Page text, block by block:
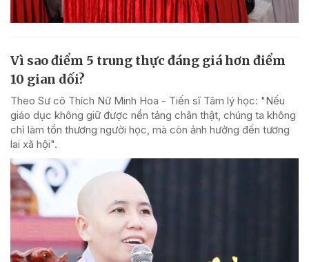
Vì sao điểm 5 trung thực đáng giá hơn điểm
10 gian dối?
Theo Sư cô Thích Nữ Minh Hoa - Tiến sĩ Tâm lý học: "Nếu
giáo dục không giữ được nền tảng chân thật, chúng ta không
chỉ làm tổn thương người học, mà còn ảnh hưởng đến tương
lai xã hội".